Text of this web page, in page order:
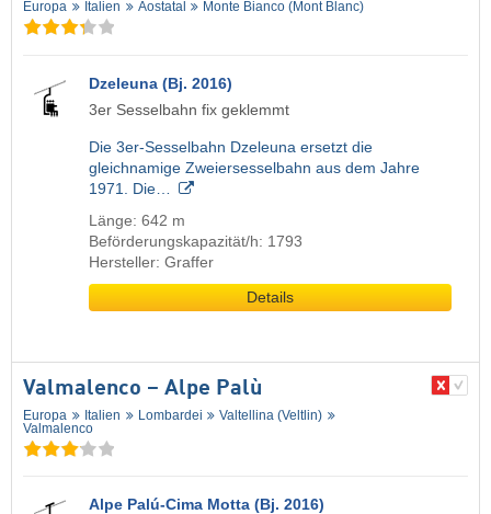
Europa Italien Aostatal Monte Bianco (Mont Blanc)
Dzeleuna (Bj. 2016)
3er Sesselbahn fix geklemmt
Die 3er-Sesselbahn Dzeleuna ersetzt die
gleichnamige Zweiersesselbahn aus dem Jahre
1971. Die…
Länge: 642 m
Beförderungskapazität/h: 1793
Hersteller: Graffer
Details
Valmalenco – Alpe Palù
Europa Italien Lombardei
Valtellina (Veltlin)
Valmalenco
Alpe Palú-Cima Motta (Bj. 2016)